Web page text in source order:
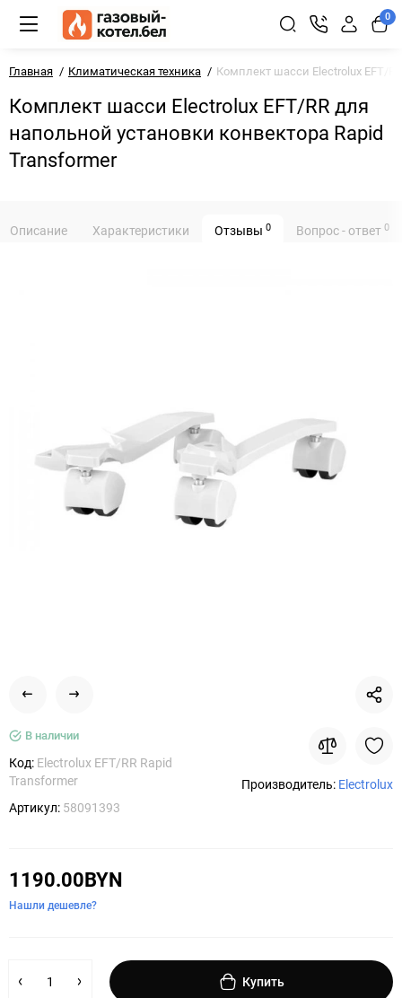
0
Главная Климатическая техника Комплект шасси Electrolux EFT/
Комплект шасси Electrolux EFT/RR для
напольной установки конвектора Rapid
Transformer
Описание Характеристики Отзывы 0 Вопрос - ответ 0
В наличии
Код: Electrolux EFT/RR Rapid
Transformer
Артикул: 58091393
Производитель: Electrolux
1190.00BYN
Нашли дешевле?
Купить